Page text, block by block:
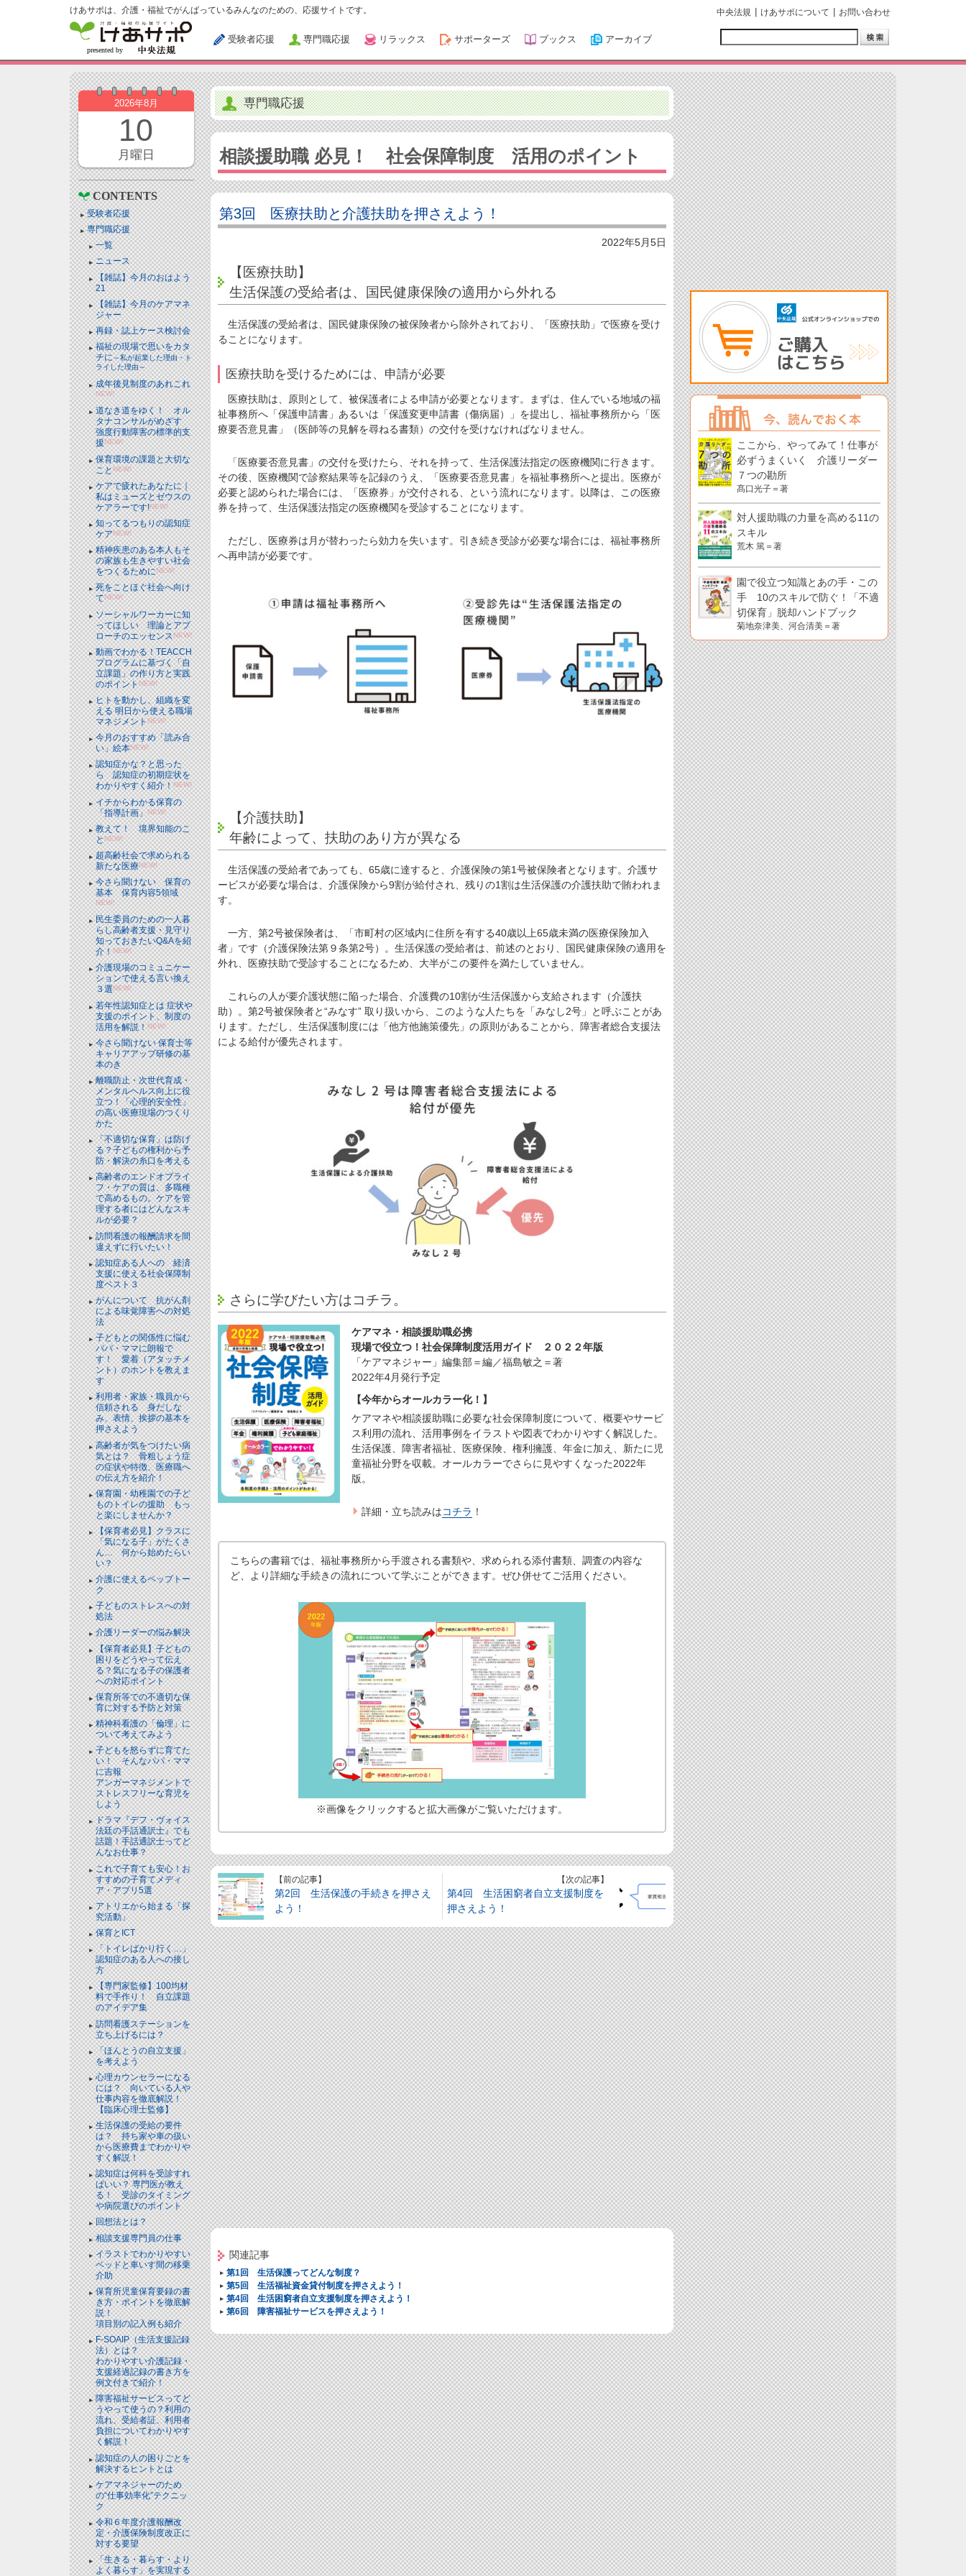
けあサポは、介護・福祉でがんばっているみんなのための、応援サイトです。
受験者応援 専門職応援 リラックス サポーターズ ブックス アーカイブ
中央法規 けあサポについて お問い合わせ
2026年8月
10
月曜日
CONTENTS
受験者応援
専門職応援
一覧
ニュース
【雑誌】今月のおはよう
21
【雑誌】今月のケアマネ
ジャー
再録・誌上ケース検討会
福祉の現場で思いをカタ
チに～私が起業した理由・ト
ライした理由～
成年後見制度のあれこれ
NEW!
道なき道をゆく！ オル
タナコンサルがめざす
強度行動障害の標準的支
援NEW!
保育環境の課題と大切な
ことNEW!
ケアで疲れたあなたに｜
私はミューズとゼウスの
ケアラーです!NEW!
知ってるつもりの認知症
ケアNEW!
精神疾患のある本人もそ
の家族も生きやすい社会
をつくるためにNEW!
死をことほぐ社会へ向け
てNEW!
ソーシャルワーカーに知
ってほしい 理論とアプ
ローチのエッセンスNEW!
動画でわかる！TEACCH
プログラムに基づく「自
立課題」の作り方と実践
のポイントNEW!
ヒトを動かし、組織を変
える 明日から使える職場
マネジメントNEW!
今月のおすすめ「読み合
い」絵本NEW!
認知症かな？と思った
ら 認知症の初期症状を
わかりやすく紹介！NEW!
イチからわかる保育の
「指導計画」NEW!
教えて！ 境界知能のこ
とNEW!
超高齢社会で求められる
新たな医療NEW!
今さら聞けない 保育の
基本 保育内容5領域
NEW!
民生委員のための一人暮
らし高齢者支援・見守り
知っておきたいQ&Aを紹
介！NEW!
介護現場のコミュニケー
ションで使える言い換え
３選NEW!
若年性認知症とは 症状や
支援のポイント、制度の
活用を解説！NEW!
今さら聞けない 保育士等
キャリアアップ研修の基
本のき
離職防止・次世代育成・
メンタルヘルス向上に役
立つ！「心理的安全性」
の高い医療現場のつくり
かた
「不適切な保育」は防げ
る？子どもの権利から予
防・解決の糸口を考える
高齢者のエンドオブライ
フ・ケアの質は、多職種
で高めるもの。ケアを管
理する者にはどんなスキ
ルが必要？
訪問看護の報酬請求を間
違えずに行いたい！
認知症ある人への 経済
支援に使える社会保障制
度ベスト３
がんについて 抗がん剤
による味覚障害への対処
法
子どもとの関係性に悩む
パパ・ママに朗報で
す！ 愛着（アタッチメ
ント）のホントを教えま
す
利用者・家族・職員から
信頼される 身だしな
み、表情、挨拶の基本を
押さえよう
高齢者が気をつけたい病
気とは？ 骨粗しょう症
の症状や特徴、医療職へ
の伝え方を紹介！
保育園・幼稚園での子ど
ものトイレの援助 もっ
と楽にしませんか？
【保育者必見】クラスに
「気になる子」がたくさ
ん… 何から始めたらい
い？
介護に使えるペップトー
ク
子どものストレスへの対
処法
介護リーダーの悩み解決
【保育者必見】子どもの
困りをどうやって伝え
る？気になる子の保護者
への対応ポイント
保育所等での不適切な保
育に対する予防と対策
精神科看護の「倫理」に
ついて考えてみよう
子どもを怒らずに育てた
い！ そんなパパ・ママ
に吉報
アンガーマネジメントで
ストレスフリーな育児を
しよう
ドラマ『デフ・ヴォイス
法廷の手話通訳士』でも
話題！手話通訳士ってど
んなお仕事？
これで子育ても安心！お
すすめの子育てメディ
ア・アプリ5選
アトリエから始まる「探
究活動」
保育とICT
「トイレばかり行く…」
認知症のある人への接し
方
【専門家監修】100均材
料で手作り！ 自立課題
のアイデア集
訪問看護ステーションを
立ち上げるには？
「ほんとうの自立支援」
を考えよう
心理カウンセラーになる
には？ 向いている人や
仕事内容を徹底解説！
【臨床心理士監修】
生活保護の受給の要件
は？ 持ち家や車の扱い
から医療費までわかりや
すく解説！
認知症は何科を受診すれ
ばいい？ 専門医が教え
る！ 受診のタイミング
や病院選びのポイント
回想法とは？
相談支援専門員の仕事
イラストでわかりやすい
ベッドと⾞いす間の移乗
介助
保育所児童保育要録の書
き方・ポイントを徹底解
説！
項目別の記入例も紹介
F-SOAIP（生活支援記録
法）とは？
わかりやすい介護記録・
支援経過記録の書き方を
例文付きで紹介！
障害福祉サービスってど
うやって使うの？利用の
流れ、受給者証、利用者
負担についてわかりやす
く解説！
認知症の人の困りごとを
解決するヒントとは
ケアマネジャーのため
の“仕事効率化”テクニッ
ク
令和６年度介護報酬改
定・介護保険制度改正に
対する要望
「生きる・暮らす・より
よく暮らす」を実現する
専門職応援
相談援助職 必見！ 社会保障制度 活用のポイント
第3回 医療扶助と介護扶助を押さえよう！
2022年5月5日
【医療扶助】
生活保護の受給者は、国民健康保険の適用から外れる
生活保護の受給者は、国民健康保険の被保険者から除外されており、「医療扶助」で医療を受け
ることになります。
医療扶助を受けるためには、申請が必要
医療扶助は、原則として、被保護者による申請が必要となります。まずは、住んでいる地域の福
祉事務所へ「保護申請書」あるいは「保護変更申請書（傷病届）」を提出し、福祉事務所から「医
療要否意見書」（医師等の見解を尋ねる書類）の交付を受けなければなりません。
「医療要否意見書」の交付を受けたら、それを持って、生活保護法指定の医療機関に行きます。
その後、医療機関で診察結果等を記録のうえ、「医療要否意見書」を福祉事務所へと提出。医療が
必要と認められた場合には、「医療券」が交付される、という流れになります。以降は、この医療
券を持って、生活保護法指定の医療機関を受診することになります。
ただし、医療券は月が替わったら効力を失います。引き続き受診が必要な場合には、福祉事務所
へ再申請が必要です。
【介護扶助】
年齢によって、扶助のあり方が異なる
生活保護の受給者であっても、65歳に達すると、介護保険の第1号被保険者となります。介護サ
ービスが必要な場合は、介護保険から9割が給付され、残りの1割は生活保護の介護扶助で賄われま
す。
一方、第2号被保険者は、「市町村の区域内に住所を有する40歳以上65歳未満の医療保険加入
者」です（介護保険法第９条第2号）。生活保護の受給者は、前述のとおり、国民健康保険の適用を
外れ、医療扶助で受診することになるため、大半がこの要件を満たしていません。
これらの人が要介護状態に陥った場合、介護費の10割が生活保護から支給されます（介護扶
助）。第2号被保険者と“みなす” 取り扱いから、このような人たちを「みなし2号」と呼ぶことがあ
ります。ただし、生活保護制度には「他方他施策優先」の原則があることから、障害者総合支援法
による給付が優先されます。
さらに学びたい方はコチラ。
ケアマネ・相談援助職必携
現場で役立つ！社会保障制度活用ガイド ２０２２年版
「ケアマネジャー」編集部＝編／福島敏之＝著
2022年4月発行予定
【今年からオールカラー化！】
ケアマネや相談援助職に必要な社会保障制度について、概要やサービ
ス利用の流れ、活用事例をイラストや図表でわかりやすく解説した。
生活保護、障害者福祉、医療保険、権利擁護、年金に加え、新たに児
童福祉分野を収載。オールカラーでさらに見やすくなった2022年
版。
詳細・立ち読みはコチラ ！
こちらの書籍では、福祉事務所から手渡される書類や、求められる添付書類、調査の内容な
ど、より詳細な手続きの流れについて学ぶことができます。ぜひ併せてご活用ください。
※画像をクリックすると拡大画像がご覧いただけます。
【前の記事】
第2回 生活保護の手続きを押さえ
よう！
【次の記事】
第4回 生活困窮者自立支援制度を
押さえよう！
関連記事
第1回 生活保護ってどんな制度？
第5回 生活福祉資金貸付制度を押さえよう！
第4回 生活困窮者自立支援制度を押さえよう！
第6回 障害福祉サービスを押さえよう！
ここから、やってみて！仕事が
必ずうまくいく 介護リーダー
７つの勘所
髙口光子＝著
対人援助職の力量を高める11の
スキル
荒木 篤＝著
園で役立つ知識とあの手・この
手 10のスキルで防ぐ！「不適
切保育」脱却ハンドブック
菊地奈津美、河合清美＝著